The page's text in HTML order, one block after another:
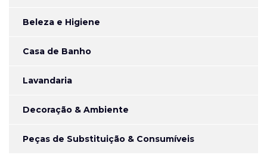
Beleza e Higiene
Casa de Banho
Lavandaria
Decoração & Ambiente
Peças de Substituição & Consumíveis